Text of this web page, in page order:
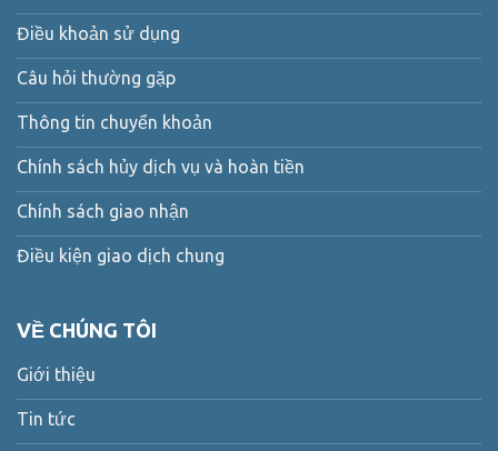
Điều khoản sử dụng
Câu hỏi thường gặp
Thông tin chuyển khoản
Chính sách hủy dịch vụ và hoàn tiền
Chính sách giao nhận
Điều kiện giao dịch chung
VỀ CHÚNG TÔI
Giới thiệu
Tin tức